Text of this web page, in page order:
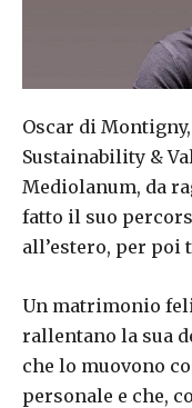
Oscar di
Sustainability &
Mediolanum, da
fatto il suo
all’estero, per poi
Un matrimonio
rallentano la sua
che lo muovono
personale e che,